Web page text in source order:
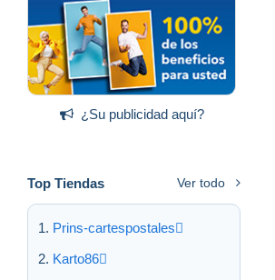
¿Su publicidad aquí?
Top Tiendas Ver todo
Prins-cartespostales
Karto86